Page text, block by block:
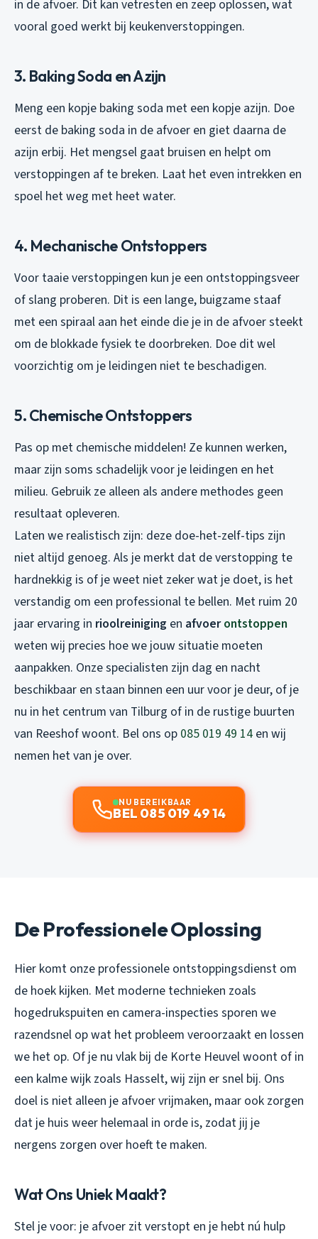
in de afvoer. Dit kan vetresten en zeep oplossen, wat
vooral goed werkt bij keukenverstoppingen.
3. Baking Soda en Azijn
Meng een kopje baking soda met een kopje azijn. Doe
eerst de baking soda in de afvoer en giet daarna de
azijn erbij. Het mengsel gaat bruisen en helpt om
verstoppingen af te breken. Laat het even intrekken en
spoel het weg met heet water.
4. Mechanische Ontstoppers
Voor taaie verstoppingen kun je een ontstoppingsveer
of slang proberen. Dit is een lange, buigzame staaf
met een spiraal aan het einde die je in de afvoer steekt
om de blokkade fysiek te doorbreken. Doe dit wel
voorzichtig om je leidingen niet te beschadigen.
5. Chemische Ontstoppers
Pas op met chemische middelen! Ze kunnen werken,
maar zijn soms schadelijk voor je leidingen en het
milieu. Gebruik ze alleen als andere methodes geen
resultaat opleveren.
Laten we realistisch zijn: deze doe-het-zelf-tips zijn
niet altijd genoeg. Als je merkt dat de verstopping te
hardnekkig is of je weet niet zeker wat je doet, is het
verstandig om een professional te bellen. Met ruim 20
jaar ervaring in rioolreiniging en afvoerontstoppen
weten wij precies hoe we jouw situatie moeten
aanpakken. Onze specialisten zijn dag en nacht
beschikbaar en staan binnen een uur voor je deur, of je
nu in het centrum van Tilburg of in de rustige buurten
van Reeshof woont. Bel ons op 085 019 49 14 en wij
nemen het van je over.
NU BEREIKBAAR
BEL 085 019 49 14
De Professionele Oplossing
Hier komt onze professionele ontstoppingsdienst om
de hoek kijken. Met moderne technieken zoals
hogedrukspuiten en camera-inspecties sporen we
razendsnel op wat het probleem veroorzaakt en lossen
we het op. Of je nu vlak bij de Korte Heuvel woont of in
een kalme wijk zoals Hasselt, wij zijn er snel bij. Ons
doel is niet alleen je afvoer vrijmaken, maar ook zorgen
dat je huis weer helemaal in orde is, zodat jij je
nergens zorgen over hoeft te maken.
Wat Ons Uniek Maakt?
Stel je voor: je afvoer zit verstopt en je hebt nú hulp